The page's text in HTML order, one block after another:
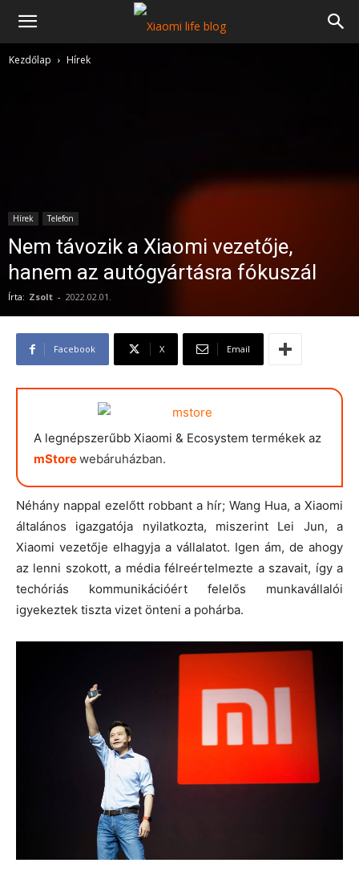
Kezdőlap Hírek
Hírek Telefon
Nem távozik a Xiaomi vezetője,
hanem az autógyártásra fókuszál
Írta: Zsolt - 2022.02.01.
Facebook X Email
A legnépszerűbb Xiaomi & Ecosystem termékek az
mStorewebáruházban.
Néhány nappal ezelőtt robbant a hír; Wang Hua, a Xiaomi
általános igazgatója nyilatkozta, miszerint Lei Jun, a
Xiaomi vezetője elhagyja a vállalatot. Igen ám, de ahogy
az lenni szokott, a média félreértelmezte a szavait, így a
techóriás kommunikációért felelős munkavállalói
igyekeztek tiszta vizet önteni a pohárba.